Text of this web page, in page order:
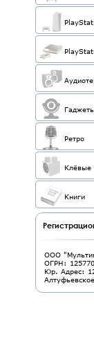
Ретро
Клёвые
Книги
ООО
ОГРН:
Юр. Адрес: